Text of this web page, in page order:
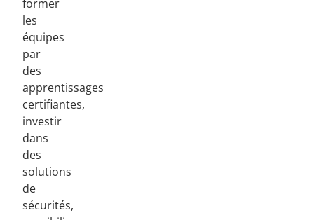
former
les
équipes
par
des
apprentissages
certifiantes,
investir
dans
des
solutions
de
sécurités,